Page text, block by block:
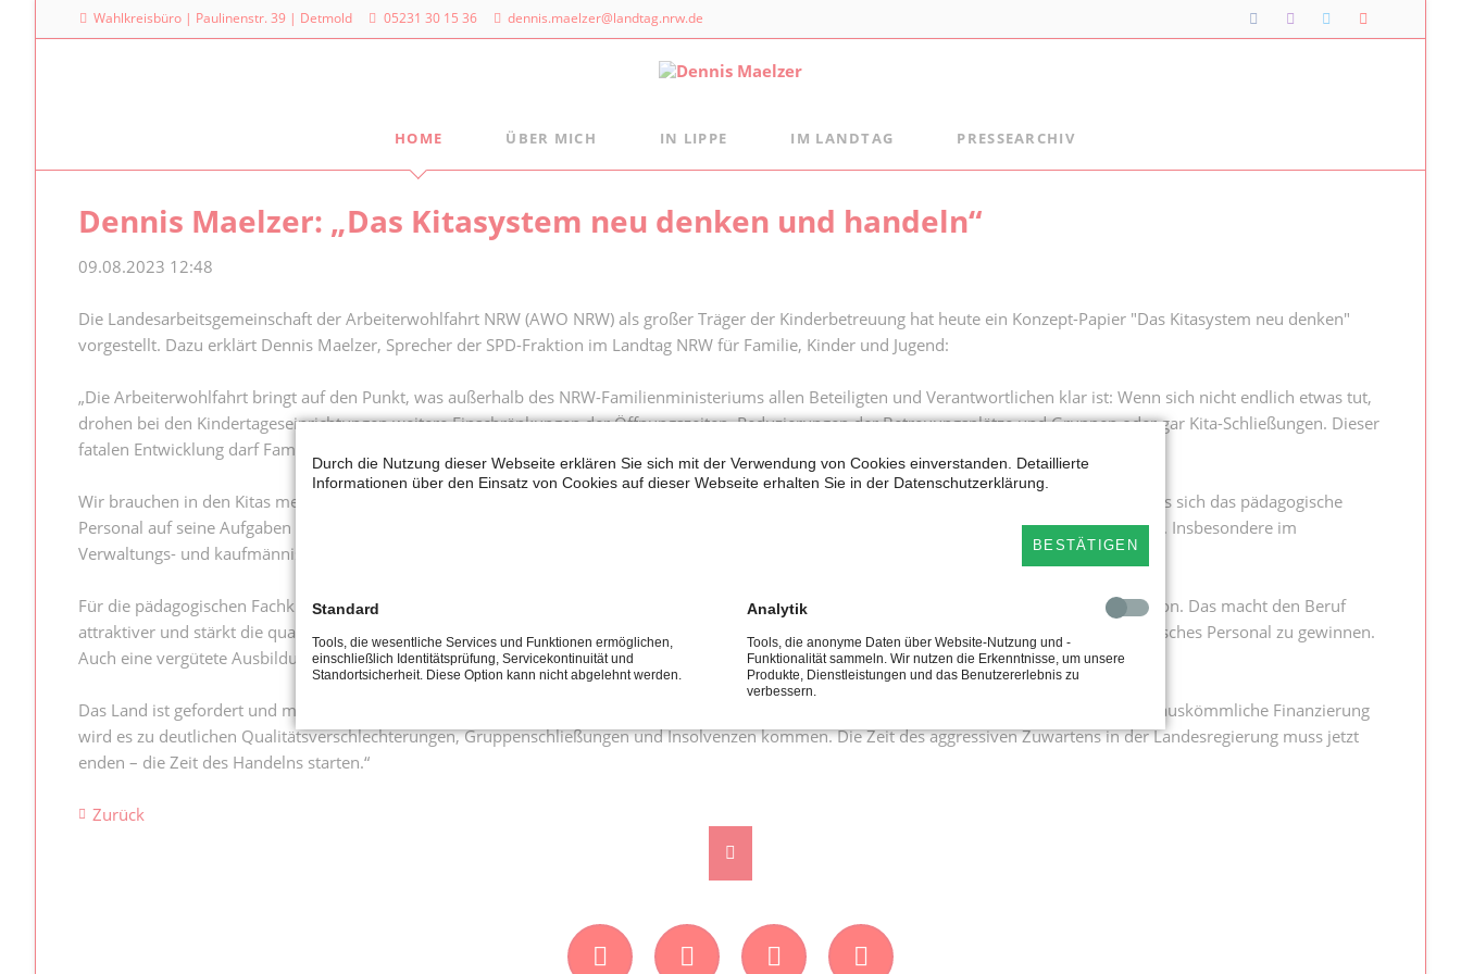
Wahlkreisbüro | Paulinenstr. 39 | Detmold 05231 30 15 36 dennis.maelzer@landtag.nrw.de
HOME ÜBER MICH
Meine politischen Schwerpunkte
IN LIPPE
Freizeittipps
IM LANDTAG
Familienpolitischer Sprecher
Meine Anfragen
Mein Landtagsbüro
Dr. Dennis Maelzer
0211 884 - 20 25
Die Landtagsfraktion
Besuche im Landtag
PRESSEARCHIV
Dennis Maelzer: „Das Kitasystem neu denken und handeln“
09.08.2023 12:48
Die Landesarbeitsgemeinschaft der Arbeiterwohlfahrt NRW (AWO NRW) als großer Träger der Kinderbetreuung hat heute ein Konzept-Papier "Das Kitasystem neu denken"
vorgestellt. Dazu erklärt Dennis Maelzer, Sprecher der SPD-Fraktion im Landtag NRW für Familie, Kinder und Jugend:
„Die Arbeiterwohlfahrt bringt auf den Punkt, was außerhalb des NRW-Familienministeriums allen Beteiligten und Verantwortlichen klar ist: Wenn sich nicht endlich etwas tut,
drohen bei den Kindertageseinrichtungen weitere Einschränkungen der Öffnungszeiten, Reduzierungen der Betreuungsplätze und Gruppen oder gar Kita-Schließungen. Dieser
fatalen Entwicklung darf Familienministerin Josefine Paul nicht weiter tatenlos zusehen.
Wir brauchen in den Kitas mehr große Menschen für die Betreuung der Kleinen. Das können profilergänzende Kräfte sein, die dazu beitragen, dass sich das pädagogische
Personal auf seine Aufgaben konzentrieren kann. Hier zeigt das AWO-Konzept auf, dass deutlich mehr möglich ist als der Einsatz von Kita-Helfern. Insbesondere im
Verwaltungs- und kaufmännischen Bereich können zusätzliche Kräfte entlasten.
Für die pädagogischen Fachkräfte braucht es zudem Aufstiegsmöglichkeiten durch Funktionsstellen, beispielweise für Sprachbildung oder Inklusion. Das macht den Beruf
attraktiver und stärkt die qualitative Profilbildung. Wichtig ist, dass eine Fachkräfteoffensive die Bemühungen flankiert, um zusätzliches pädagogisches Personal zu gewinnen.
Auch eine vergütete Ausbildung ist wesentlich.
Das Land ist gefordert und muss zunächst mit einem Rettungspaket unter anderem die aktuellen Tarifsteigerungen ausgleichen. Denn ohne eine auskömmliche Finanzierung
wird es zu deutlichen Qualitätsverschlechterungen, Gruppenschließungen und Insolvenzen kommen. Die Zeit des aggressiven Zuwartens in der Landesregierung muss jetzt
enden – die Zeit des Handelns starten.“
Zurück
Durch die Nutzung dieser Webseite erklären Sie sich mit der Verwendung von Cookies einverstanden. Detaillierte
Informationen über den Einsatz von Cookies auf dieser Webseite erhalten Sie in der Datenschutzerklärung.
BESTÄTIGEN
Standard
Tools, die wesentliche Services und Funktionen ermöglichen,
einschließlich Identitätsprüfung, Servicekontinuität und
Standortsicherheit. Diese Option kann nicht abgelehnt werden.
Analytik
Tools, die anonyme Daten über Website-Nutzung und -
Funktionalität sammeln. Wir nutzen die Erkenntnisse, um unsere
Produkte, Dienstleistungen und das Benutzererlebnis zu
verbessern.